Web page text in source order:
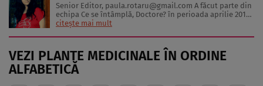
Senior Editor, paula.rotaru@gmail.com
echipa Ce se întâmplă, Doctore? în perioada aprilie 2013-
decembrie 2023. Articolele sale cuprind informații despre
și sănătatea emoțională. Colaborări: Viața ...
citește mai mult
VEZI PLANTE MEDICINALE ÎN ORDINE
ALFABETICĂ